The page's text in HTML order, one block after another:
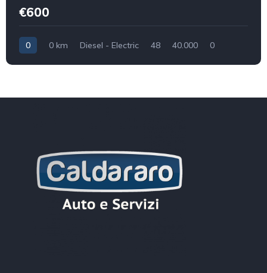
€600
0 0 km Diesel - Electric 48 40.000 0